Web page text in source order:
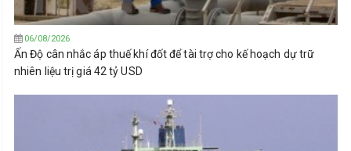
06/08/2026
Ấn Độ cân nhắc áp thuế khí đốt để tài trợ cho kế hoạch dự trữ
nhiên liệu trị giá 42 tỷ USD